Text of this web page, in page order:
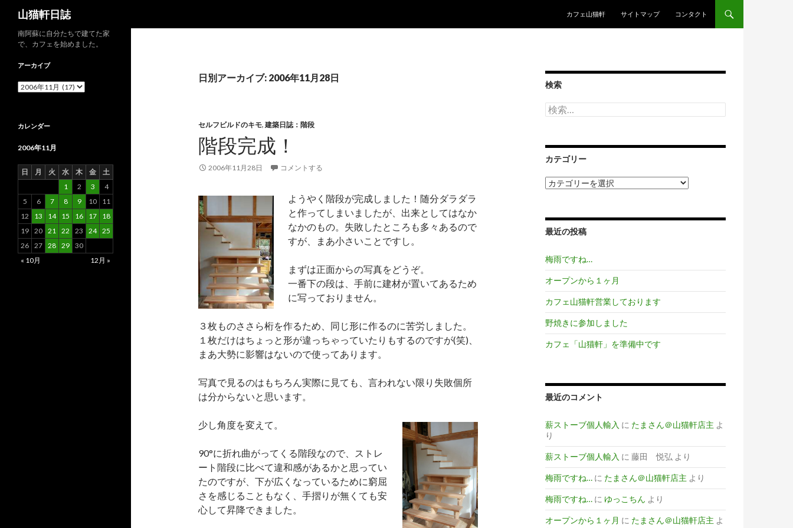
山猫軒日誌
カフェ山猫軒
サイトマップ コンタクト
日別アーカイブ: 2006年11月28日
セルフビルドのキモ, 建築日誌：階段
階段完成！
2006年11月28日 コメントする
ようやく階段が完成しました！随分ダラダラ
と作ってしまいましたが、出来としてはなか
なかのもの。失敗したところも多々あるので
すが、まあ小さいことですし。
まずは正面からの写真をどうぞ。
一番下の段は、手前に建材が置いてあるため
に写っておりません。
３枚ものささら桁を作るため、同じ形に作るのに苦労しました。
１枚だけはちょっと形が違っちゃっていたりもするのですが(笑)、
まあ大勢に影響はないので使ってあります。
写真で見るのはもちろん実際に見ても、言われない限り失敗個所
は分からないと思います。
少し角度を変えて。
90°に折れ曲がってくる階段なので、ストレ
ート階段に比べて違和感があるかと思ってい
たのですが、下が広くなっているために窮屈
さを感じることもなく、手摺りが無くても安
心して昇降できました。
検索
検
索:
カテゴリー
カ
テ
ー
最近の投稿
梅雨ですね…
オープンから１ヶ月
カフェ山猫軒営業しております
野焼きに参加しました
カフェ「山猫軒」を準備中です
最近のコメント
薪ストーブ個人輸入 に たまさん＠山猫軒店主 よ
り
薪ストーブ個人輸入 に 藤田 悦弘 より
梅雨ですね… に たまさん＠山猫軒店主 より
梅雨ですね… に ゆっこちん より
オープンから１ヶ月 に たまさん＠山猫軒店主 よ
南阿蘇に自分たちで建てた家
で、カフェを始めました。
アーカイブ
ア
ブ
カレンダー
2006年11月
日 月 火 水 木 金
土
1
2 3
4
5
6 7 8 9 10
11
12
13 14 15 16 17
18
19 20 21 22 23 24 25
26 27 28 29 30
« 10月
12月 »